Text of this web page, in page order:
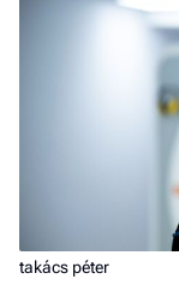
takács péter